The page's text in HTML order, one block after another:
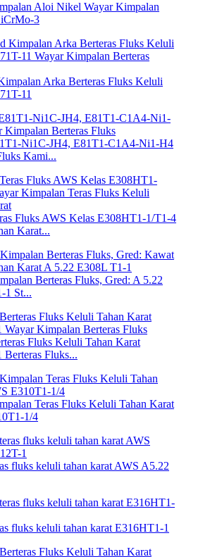
Aloi Nikel Wayar Kimpalan
3
Arka Berteras Fluks Keluli
11
Ni1C-JH4, E81T1-C1A4-Ni1-H4
Kami...
Fluks AWS Kelas E308HT1-1/T1-4
Karat...
Berteras Fluks, Gred: A 5.22
1 St...
Fluks Keluli Tahan Karat
Berteras Fluks...
Teras Fluks Keluli Tahan Karat
1/4
fluks keluli tahan karat AWS A5.22
fluks keluli tahan karat E316HT1-1